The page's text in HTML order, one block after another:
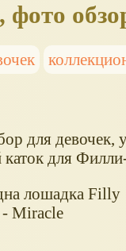
для девочек,
для
лошадка Filly
- Miracle